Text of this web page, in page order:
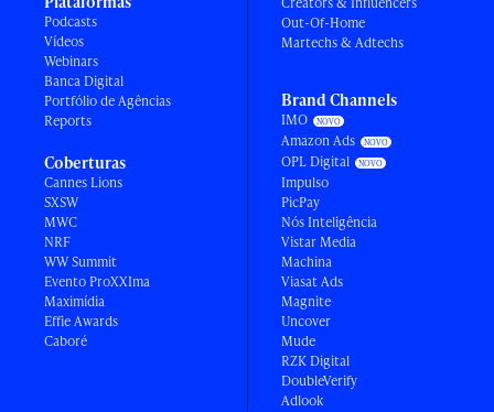
Podcasts
Vídeos
Webinars
Banca Digital
Portfólio de Agências
Reports
Coberturas
Cannes Lions
SXSW
MWC
NRF
WW Summit
Evento ProXXIma
Maximídia
Effie Awards
Caboré
Out-Of-Home
Martechs & Adtechs
Brand Channels
IMO
Amazon Ads
OPL Digital
Impulso
PicPay
Nós Inteligência
Vistar Media
Machina
Viasat Ads
Magnite
Uncover
Mude
RZK Digital
DoubleVerify
Adlook